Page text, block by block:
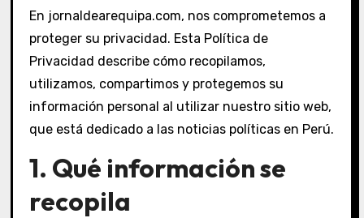
En jornaldearequipa.com, nos comprometemos a
proteger su privacidad. Esta Política de
Privacidad describe cómo recopilamos,
utilizamos, compartimos y protegemos su
información personal al utilizar nuestro sitio web,
que está dedicado a las noticias políticas en Perú.
1. Qué información se
recopila